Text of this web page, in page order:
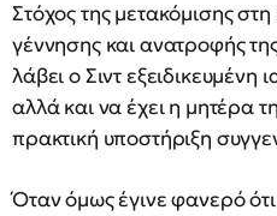
Στόχος της μετακόμισης
γέννησης και ανατροφής
λάβει ο Σιντ εξειδικευμένη
αλλά και να έχει η μητέρα
πρακτική υποστήριξη
Όταν όμως έγινε φανερό ότι